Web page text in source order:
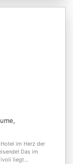
im Herz der
Das im
liegt...